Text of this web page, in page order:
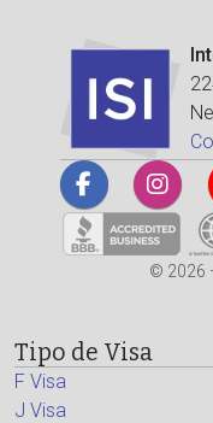
© 2026
Tipo de Visa
F Visa
J Visa